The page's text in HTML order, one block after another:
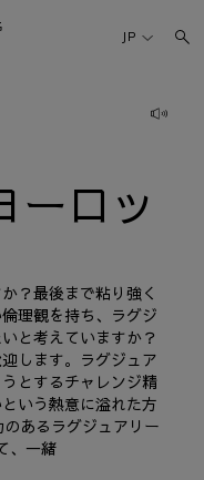
JP
ーロッ
？最後まで粘り強く
理観を持ち、ラグジ
と考えていますか？
します。ラグジュア
とするチャレンジ精
いう熱意に溢れた方
あるラグジュアリー
、一緒